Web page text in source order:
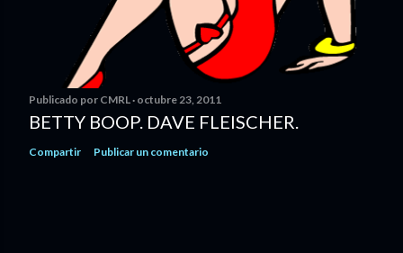
Publicado por CMRL octubre 23, 2011
BETTY BOOP. DAVE FLEISCHER.
Compartir Publicar un comentario